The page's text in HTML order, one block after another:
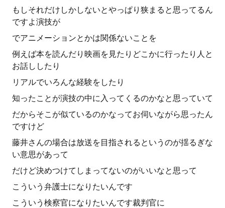
もしそれだけしかしないとやっぱり狭まると思ってるん
ですよ演技が
でアニメーションとかは関係ないことを
例えば本を読んだり映画を見たりどこかに行ったり人と
お話ししたり
リアルでいろんな経験をしたり
知ったことが演技の中に入ってくるのかなと思っていて
だからそこが似ているのかなってお伺いながら思ったん
ですけど
藤井さんの場合は放送を目指されるというのが揺るぎな
い意思があって
だけど決めつけてしまってないのがいいなと思って
こういう弁護士になりたいんです
こういう検察官になりたいんです裁判官に